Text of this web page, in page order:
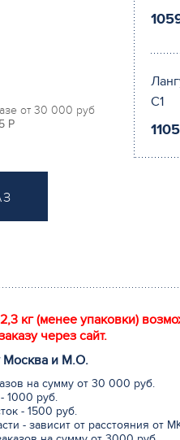
от 30 000 руб
P
С1
кг (менее упаковки)
через сайт.
Москва и М.О.
на сумму от 30 000 руб.
руб.
- 1500 руб.
- зависит от расстояния от